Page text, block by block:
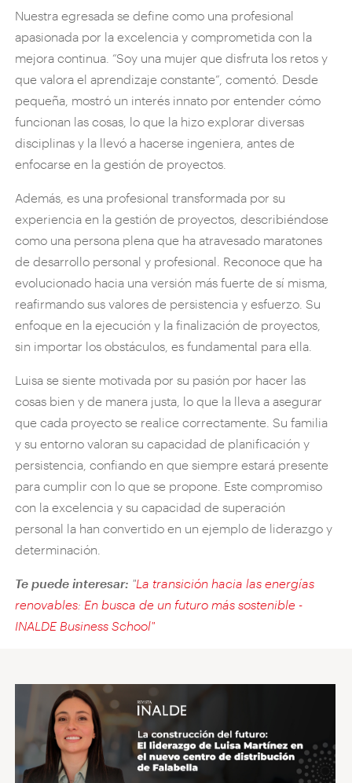
Nuestra egresada se define como una profesional
apasionada por la excelencia y comprometida con la
mejora continua. “Soy una mujer que disfruta los retos y
que valora el aprendizaje constante”, comentó. Desde
pequeña, mostró un interés innato por entender cómo
funcionan las cosas, lo que la hizo explorar diversas
disciplinas y la llevó a hacerse ingeniera, antes de
enfocarse en la gestión de proyectos.
Además, es una profesional transformada por su
experiencia en la gestión de proyectos, describiéndose
como una persona plena que ha atravesado maratones
de desarrollo personal y profesional. Reconoce que ha
evolucionado hacia una versión más fuerte de sí misma,
reafirmando sus valores de persistencia y esfuerzo. Su
enfoque en la ejecución y la finalización de proyectos,
sin importar los obstáculos, es fundamental para ella.
Luisa se siente motivada por su pasión por hacer las
cosas bien y de manera justa, lo que la lleva a asegurar
que cada proyecto se realice correctamente. Su familia
y su entorno valoran su capacidad de planificación y
persistencia, confiando en que siempre estará presente
para cumplir con lo que se propone. Este compromiso
con la excelencia y su capacidad de superación
personal la han convertido en un ejemplo de liderazgo y
determinación.
Te puede interesar: "La transición hacia las energías
renovables: En busca de un futuro más sostenible -
INALDE Business School"